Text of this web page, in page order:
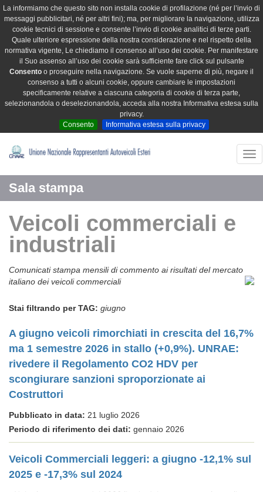
La informiamo che questo sito non installa cookie di profilazione (né per l’invio di
messaggi pubblicitari, né per altri fini); ma, per migliorare la navigazione, utilizza
cookie tecnici di sessione e consente l’invio di cookie analitici di terze parti.
Quale ulteriore espressione della nostra considerazione e nel rispetto della
normativa vigente, Le chiediamo il consenso all’uso dei cookie. Per manifestare
il Suo assenso all’uso dei cookie sarà sufficiente fare click sul pulsante
Consento o proseguire nella navigazione. Se vuole saperne di più, negare il
consenso a tutti o alcuni cookie, oppure cambiare le impostazioni
specificamente relative a ciascuna categoria di cookie di terza parte,
selezionandola o deselezionandola, acceda alla nostra Informativa estesa sulla
privacy.
Consento
Informativa estesa sulla privacy
Sala stampa
Veicoli commerciali e
industriali
Comunicati stampa mensili di commento ai risultati del mercato
italiano dei veicoli commerciali
Stai filtrando per TAG: giugno
A giugno veicoli rimorchiati in crescita del 16,7%
ma 1 semestre 2026 in stallo (+0,9%). UNRAE:
rivedere il Regolamento CO2 HDV per
scongiurare sanzioni sproporzionate ai
Costruttori
Pubblicato in data: 21 luglio 2026
Periodo di riferimento dei dati: gennaio 2026
Veicoli Commerciali leggeri: a giugno -12,1% sul
2025 e -17,3% sul 2024